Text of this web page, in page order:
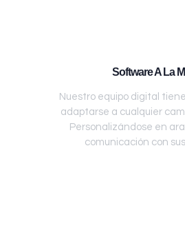
Software A La
Nuestro equipo digital
adaptarse a cualquier
Personalizándose en
comunicación con